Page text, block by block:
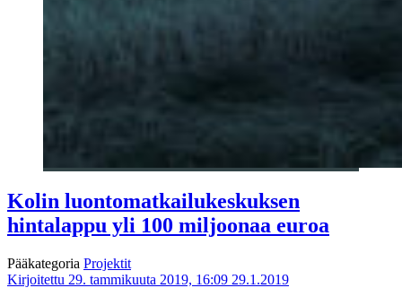
Kolin luontomatkailukeskuksen
hintalappu yli 100 miljoonaa euroa
Pääkategoria Projektit
Kirjoitettu 29. tammikuuta 2019, 16:09 29.1.2019